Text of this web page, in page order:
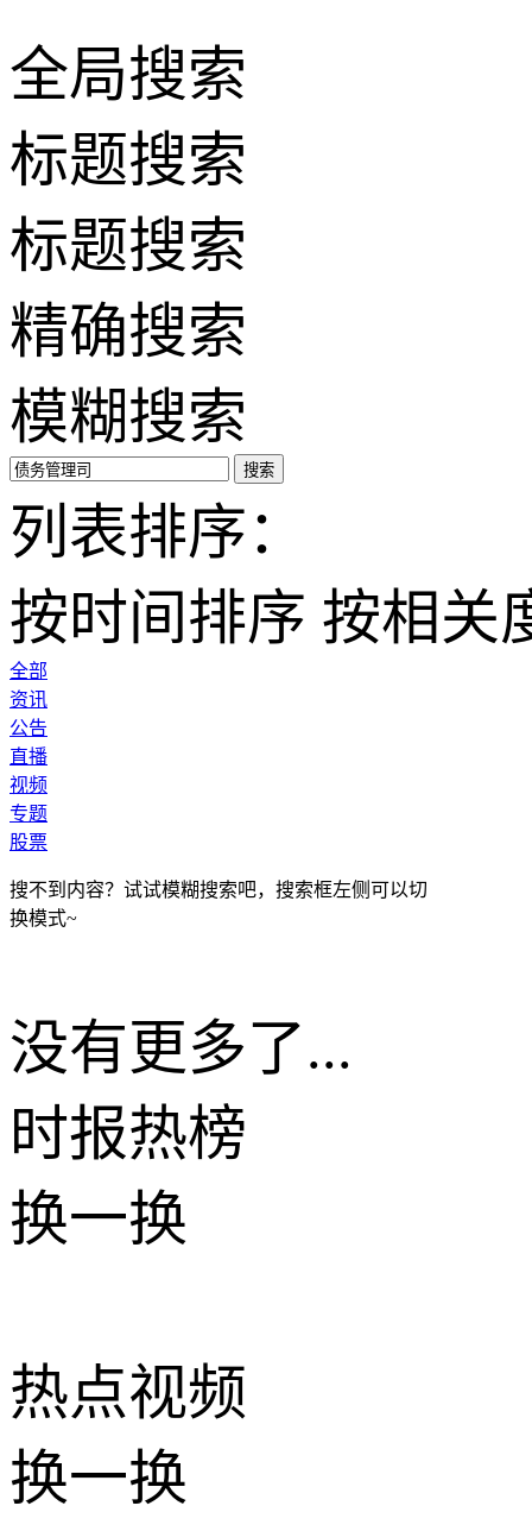
全局搜索
标题搜索
标题搜索
精确搜索
模糊搜索
搜索
列表排序：
按时间排序 按相关
全部
资讯
公告
直播
视频
专题
股票
搜不到内容？试试模糊搜索吧，搜索框左侧可以切
换模式~
没有更多了...
时报热榜
换一换
热点视频
换一换